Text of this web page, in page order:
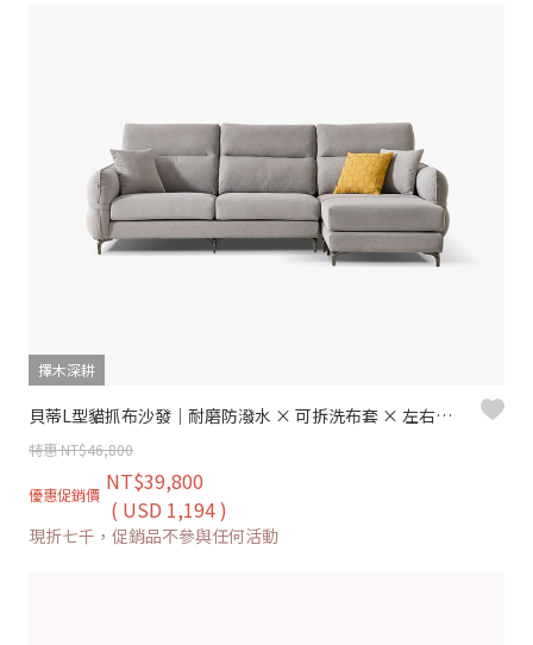
擇木深耕
貝蒂L型貓抓布沙發｜耐磨防潑水 × 可拆洗布套 × 左右移動腳椅 – 擇木深耕
特惠 NT$46,800
優惠促銷價 NT$39,800
( USD 1,194 )
現折七千，促銷品不參與任何活動